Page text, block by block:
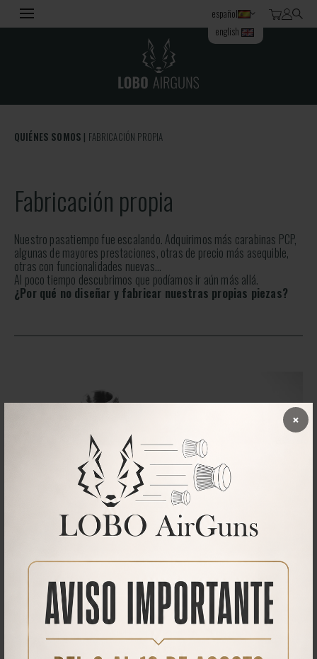
×
español
english
QUIÉNES SOMOS FABRICACIÓN PROPIA
Fabricación propia
Nuestro pasatiempo fue escalando. Adquirimos más carabinas PCP,
algunas de mayores prestaciones, otras de precio más asequible,
otras con funcionalidades nuevas…
Al poco tiempo descubrimos que podíamos ir aún más allá.
¿Por qué no diseñar y fabricar nuestras propias piezas?
Descargas